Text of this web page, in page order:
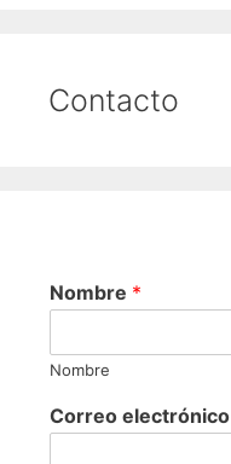
Contacto
Nombre *
Nombre
Correo electrónico